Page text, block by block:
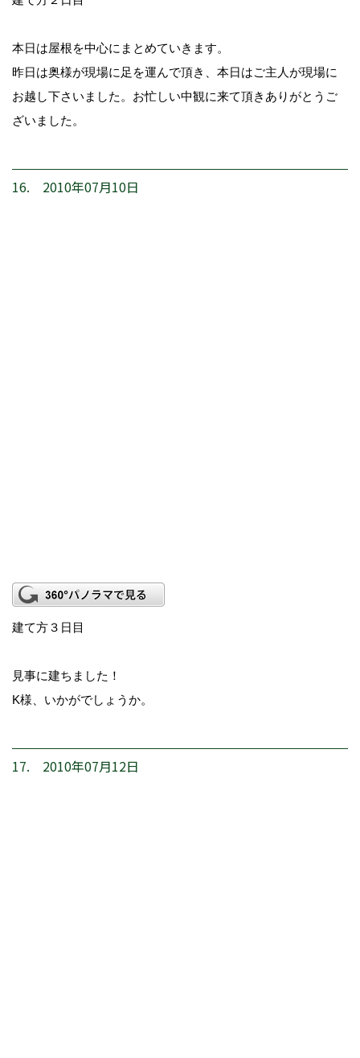
本日は屋根を中心にまとめていきます。
昨日は奥様が現場に足を運んで頂き、本日はご主人が現場に
お越し下さいました。お忙しい中観に来て頂きありがとうご
ざいました。
16. 2010年07月10日
建て方３日目
見事に建ちました！
K様、いかがでしょうか。
17. 2010年07月12日